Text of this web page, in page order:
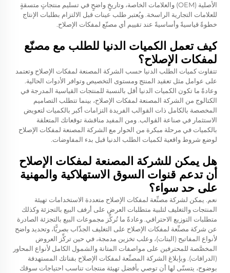
الأصلية (OEM) والعلامات الخاصة، وتاريخٍ واضحٍ في تسليم منتجاتٍ متسقةٍ
للعلامات التجارية الراسخة. ويُعتبر طلب عينات قبل الالتزام بطلبات الإنتاج
خطوةً قياسيةً وأساسيةً عند تقييم أي مصنّع لمفكات الإصلاح.
كيف تعمل الكميات الدنيا للطلب مع مصنّع
لمفكات الإصلاح؟
تتفاوت كميات الطلب الدنيا حسب الشركة المصنعة لمفكات الإصلاح وتعتمد
على عوامل مثل تعقيد المنتج ومستوى التخصيص وتوافر الأدوات الحالية.
وعادةً ما تكون الكميات الدنيا أقل بالنسبة للمنتجات القياسية المدرجة في
الكتالوج من الشركة المصنعة لمفكات الإصلاح، بينما تتطلب التصاميم
المخصصة بالكامل ذات القوالب الفريدة التزامات أكبر بالكميات لتعويض
الاستثمار في صناعة القوالب. ومن المفيد مناقشة توقعاتك المتعلقة
بالكميات في مرحلة مبكرة من الحوار مع الشركة المصنعة لمفكات الإصلاح
لوضع شروط واقعية لكميات الطلب الدنيا قبل بدء المفاوضات.
هل يمكن للشركة المصنعة لمفكات الإصلاح
أن تدعم قنوات السوق الاستهلاكية والمهنية
على حد سواء؟
نعم. يمكن لشركة مصنِّعة لمفكات الإصلاح متعددة الاستخدامات تهيئة
المنتجات والتغليف لتلبية متطلبات العرض على أرفف البيع بالتجزئة وكذلك
متطلبات التوزيع الاحترافي. وعادةً ما تُركِّز مجموعات البيع بالتجزئة الصادرة
عن شركة مصنِّعة لمفكات الإصلاح على التغليف الجذّاب بصريًّا، وتحديد واضح
لأنواع المفاتيح (البتات)، وعلب تخزين مدمجة، في حين تركِّز العروض
المخصَّصة للمحترفين على مواصفات المتانة والشمول الكامل لأنواع المحاور
(الدرافات). وبإبلاغ الشركة المصنِّعة لمفكات الإصلاح بقناتك المستهدفة
بوضوح، يتسنّى لها أن توصي بأفضل تهيئة منتجات تناسب احتياجات سوقك